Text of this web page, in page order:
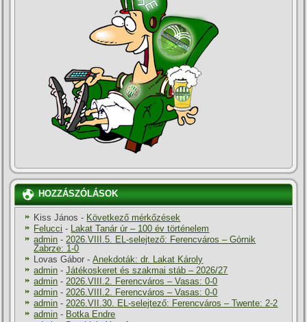
HOZZÁSZÓLÁSOK
Kiss János - Következő mérkőzések
Felucci -
Lakat Tanár úr – 100 év történelem
admin - 2026.VIII.5. EL-selejtező: Ferencváros – Górnik
Zabrze: 1-0
Lovas Gábor -Anekdoták: dr. Lakat Károly
admin -Játékoskeret és szakmai stáb – 2026/27
admin - 2026.VIII.2. Ferencváros – Vasas: 0-0
admin - 2026.VIII.2. Ferencváros – Vasas: 0-0
admin - 2026.VII.30. EL-selejtező: Ferencváros – Twente: 2-2
admin - Botka Endre